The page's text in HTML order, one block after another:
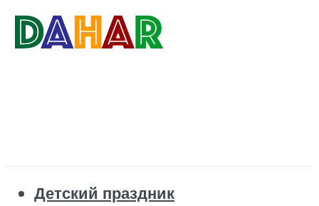
Детский праздник